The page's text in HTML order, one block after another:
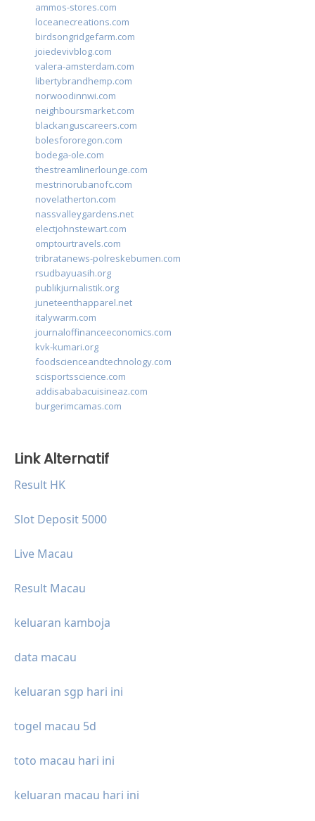
ammos-stores.com
loceanecreations.com
birdsongridgefarm.com
joiedevivblog.com
valera-amsterdam.com
libertybrandhemp.com
norwoodinnwi.com
neighboursmarket.com
blackanguscareers.com
bolesfororegon.com
bodega-ole.com
thestreamlinerlounge.com
mestrinorubanofc.com
novelatherton.com
nassvalleygardens.net
electjohnstewart.com
omptourtravels.com
tribratanews-polreskebumen.com
rsudbayuasih.org
publikjurnalistik.org
juneteenthapparel.net
italywarm.com
journaloffinanceeconomics.com
kvk-kumari.org
foodscienceandtechnology.com
scisportsscience.com
addisababacuisineaz.com
burgerimcamas.com
Link Alternatif
Result HK
Slot Deposit 5000
Live Macau
Result Macau
keluaran kamboja
data macau
keluaran sgp hari ini
togel macau 5d
toto macau hari ini
keluaran macau hari ini